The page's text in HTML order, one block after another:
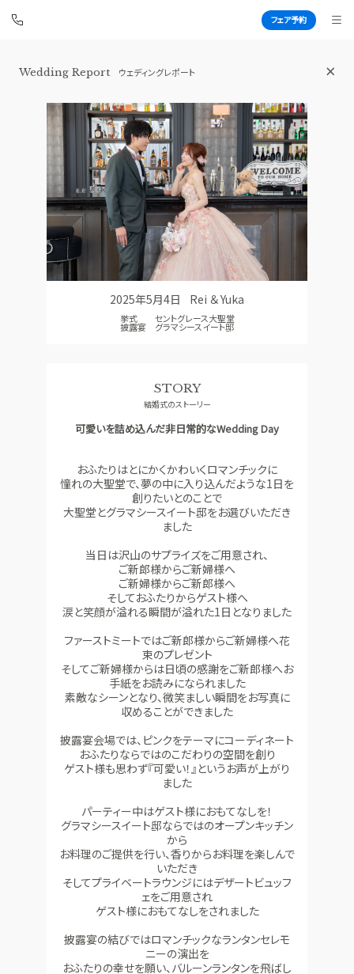
フェア予約
青山セントグレース大聖堂
TOP
トップ
BRIDAL FAIR
ブライダルフェア
FAIR CAMPAIGN
フェアキャンペーンのご案内
WEDDING REPORT
体験者レポート
PHOTO GALLERY
フォトギャラリー
PLAN
プラン
CEREMONY PARTY
披露宴会場
SMALL WEDDING ACCESS
SUPPORT
資料請求 お問い合わせ フェア予約
Wedding Report ウェディングレポート
2025年5月4日 Rei ＆ Yuka
挙式 セントグレース大聖堂
披露宴 グラマシースイート邸
STORY
結婚式のストーリー
可愛いを詰め込んだ非日常的なWedding Day
おふたりはとにかくかわいくロマンチックに
憧れの大聖堂で、夢の中に入り込んだような1日を
創りたいとのことで
大聖堂とグラマシースイート邸をお選びいただき
ました
当日は沢山のサプライズをご用意され、
ご新郎様からご新婦様へ
ご新婦様からご新郎様へ
そしておふたりからゲスト様へ
涙と笑顔が溢れる瞬間が溢れた1日となりました
ファーストミートではご新郎様からご新婦様へ花
束のプレゼント
そしてご新婦様からは日頃の感謝をご新郎様へお
手紙をお読みになられました
素敵なシーンとなり、微笑ましい瞬間をお写真に
収めることができました
披露宴会場では、ピンクをテーマにコーディネート
おふたりならではのこだわりの空間を創り
ゲスト様も思わず『可愛い！』というお声が上がり
ました
パーティー中はゲスト様におもてなしを！
グラマシースイート邸ならではのオープンキッチン
から
お料理のご提供を行い、香りからお料理を楽しんで
いただき
そしてプライベートラウンジにはデザートビュッフ
ェをご用意され
ゲスト様におもてなしをされました
披露宴の結びではロマンチックなランタンセレモ
ニーの演出を
おふたりの幸せを願い、バルーンランタンを飛ばし